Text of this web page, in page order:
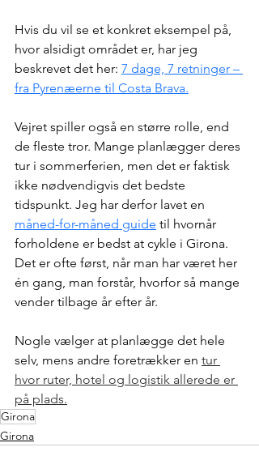
Hvis du vil se et konkret eksempel på,
hvor alsidigt området er, har jeg
beskrevet det her: 7 dage, 7 retninger –
fra Pyrenæerne til Costa Brava.
Vejret spiller også en større rolle, end
de fleste tror. Mange planlægger deres
tur i sommerferien, men det er faktisk
ikke nødvendigvis det bedste
tidspunkt. Jeg har derfor lavet en
måned-for-måned guide til hvornår
forholdene er bedst at cykle i Girona.
Det er ofte først, når man har været her
én gang, man forstår, hvorfor så mange
vender tilbage år efter år.
Nogle vælger at planlægge det hele
selv, mens andre foretrækker en tur
hvor ruter, hotel og logistik allerede er
på plads.
Girona
Girona